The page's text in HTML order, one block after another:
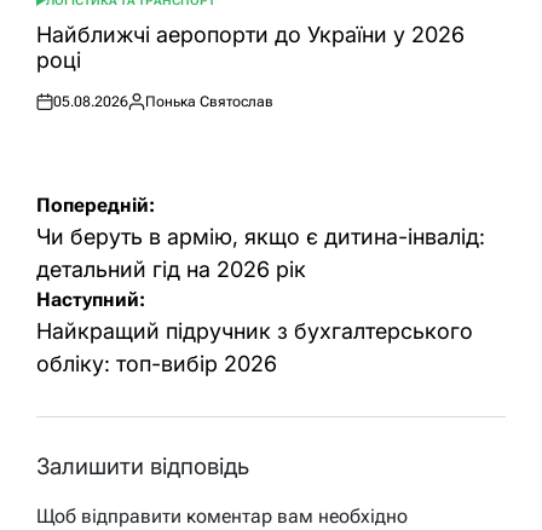
ОПУБЛІКУВАТИ
УНайближчі аеропорти до України у 2026
році
Оприлюднено
05.08.2026
Опубліковано
Понька Святослав
Навігація
записів
Попередній:
Чи беруть в армію, якщо є дитина-інвалід:
детальний гід на 2026 рік
Наступний:
Найкращий підручник з бухгалтерського
обліку: топ-вибір 2026
Залишити відповідь
Щоб відправити коментар вам необхідно